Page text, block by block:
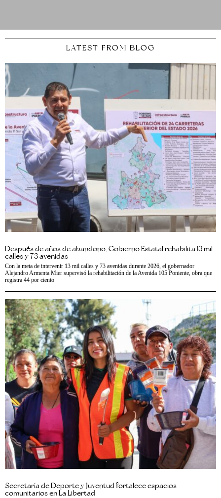
LATEST FROM BLOG
Después de años de abandono, Gobierno Estatal rehabilita 13 mil
calles y 73 avenidas
Con la meta de intervenir 13 mil calles y 73 avenidas durante 2026, el gobernador
Alejandro Armenta Mier supervisó la rehabilitación de la Avenida 105 Poniente, obra que
registra 44 por ciento
Secretaría de Deporte y Juventud fortalece espacios
comunitarios en La Libertad